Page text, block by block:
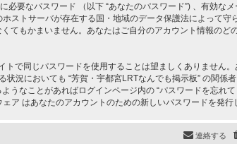
要なパスワード （以下 “あなたのパスワード”) 、有効な
ストサーバが存在する国・地域のデータ保護法によって
もかまいません。あなたはご自分のアカウント情報のど
で同じパスワードを使用することは望ましくありません
況においても “芳賀・宇都宮LRTなんでも掲示板” の関係
なことがあればログインページ内の “パスワードを忘れ
ア はあなたのアカウントのための新しいパスワードを発行
連絡する